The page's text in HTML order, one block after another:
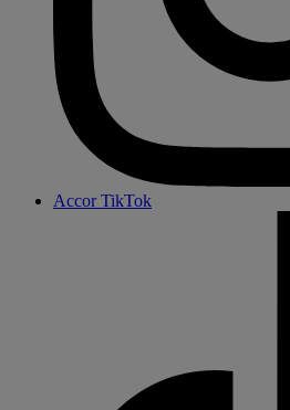
Accor TikTok